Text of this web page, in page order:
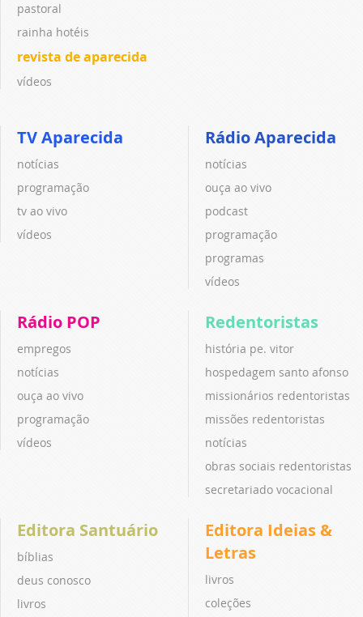
pastoral
rainha hotéis
revista de aparecida
vídeos
TV Aparecida
notícias
programação
tv ao vivo
vídeos
Rádio Aparecida
notícias
ouça ao vivo
podcast
programação
programas
vídeos
Rádio POP
empregos
notícias
ouça ao vivo
programação
vídeos
Redentoristas
história pe. vitor
hospedagem santo afonso
missionários redentoristas
missões redentoristas
notícias
obras sociais redentoristas
secretariado vocacional
Editora Santuário
bíblias
deus conosco
livros
Editora Ideias &
Letras
livros
coleções